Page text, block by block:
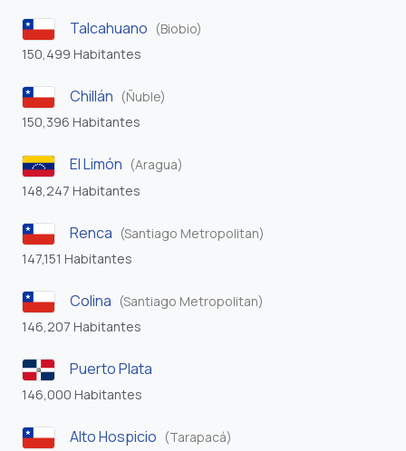
Talcahuano (Biobio)
150,499 Habitantes
Chillán (Ñuble)
150,396 Habitantes
El Limón (Aragua)
148,247 Habitantes
Renca (Santiago Metropolitan)
147,151 Habitantes
Colina (Santiago Metropolitan)
146,207 Habitantes
Puerto Plata
146,000 Habitantes
Alto Hospicio (Tarapacá)